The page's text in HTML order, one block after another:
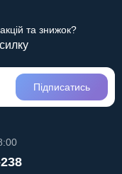
та знижок?
Підписатись